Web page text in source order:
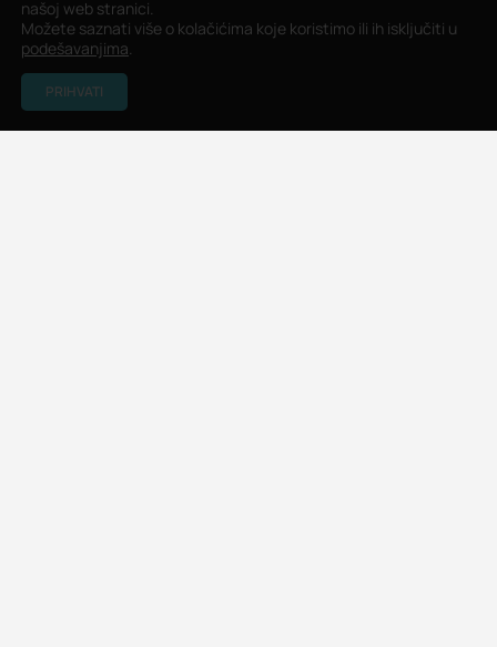
našoj web stranici.
Možete saznati više o kolačićima koje koristimo ili ih isključiti u
podešavanjima.
PRIHVATI